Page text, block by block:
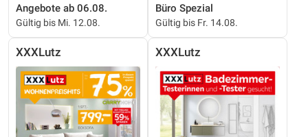
Angebote ab 06.08.
Gültig bis Mi. 12.08.
Büro Spezial
Gültig bis Fr. 14.08.
XXXLutz XXXLutz